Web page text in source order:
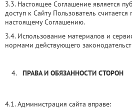
3.3. Настоящее Соглашение является
доступ к Сайту Пользователь
настоящему Соглашению.
3.4. Использование материалов и
нормами действующего
ПРАВА И ОБЯЗАННОСТИ СТОРОН
4.1. Администрация сайта вправе: